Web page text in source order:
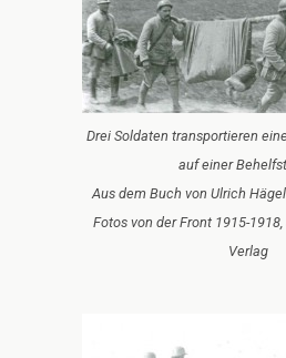
Drei Soldaten transportieren
auf einer
Aus dem Buch von Ulrich
Fotos von der Front 1915-
Verlag